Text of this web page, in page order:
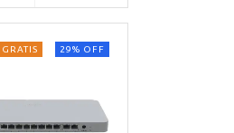
29% OFF